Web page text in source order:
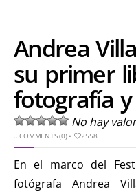
Andrea
su primer
fotografía
No hay
..COMMENTS (0)• 2558
En el marco del
fotógrafa Andrea